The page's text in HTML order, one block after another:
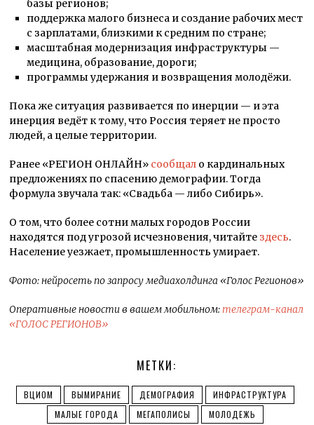
базы регионов;
поддержка малого бизнеса и создание рабочих мест
с зарплатами, близкими к средним по стране;
масштабная модернизация инфраструктуры —
медицина, образование, дороги;
программы удержания и возвращения молодёжи.
Пока же ситуация развивается по инерции — и эта
инерция ведёт к тому, что Россия теряет не просто
людей, а целые территории.
Ранее «РЕГИОН ОНЛАЙН» сообщал о кардинальных
предложениях по спасению демографии. Тогда
формула звучала так: «Свадьба — либо Сибирь».
О том, что более сотни малых городов России
находятся под угрозой исчезновения, читайте здесь.
Население уезжает, промышленность умирает.
Фото: нейросеть по запросу медиахолдинга «Голос Регионов»
Оперативные новости в вашем мобильном:телеграм-канал
«ГОЛОС РЕГИОНОВ»
МЕТКИ:
ВЦИОМ ВЫМИРАНИЕ ДЕМОГРАФИЯ
ИНФРАСТРУКТУРА
МАЛЫЕ ГОРОДА
МЕГАПОЛИСЫ
МОЛОДЕЖЬ